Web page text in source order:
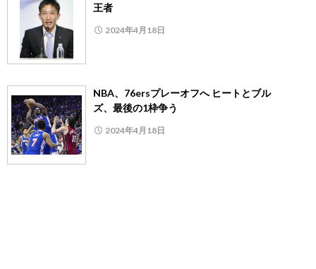
王者
2024年4月18日
NBA、76ersプレーオフへ ヒートとブル
ズ、最後の1枠争う
2024年4月18日